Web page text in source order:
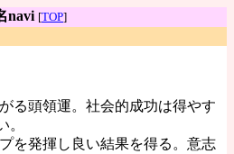
navi [TOP]
る頭領運。社会的成功は得やす
。
を発揮し良い結果を得る。意志